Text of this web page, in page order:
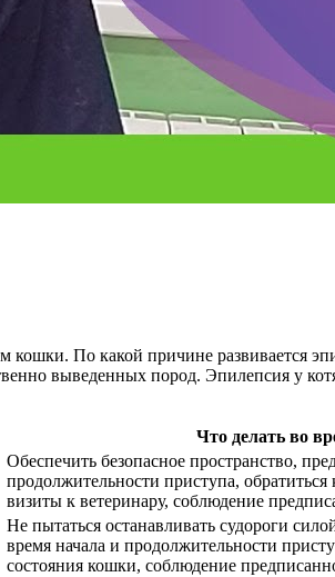
По какой причине развивается
выведенных пород. Эпилепсия у
Что делать во
Обеспечить безопасное пространство,
продолжительности приступа,
визиты к ветеринару, соблюдение
Не пытаться останавливать судороги
время начала и продолжительности
состояния кошки, соблюдение